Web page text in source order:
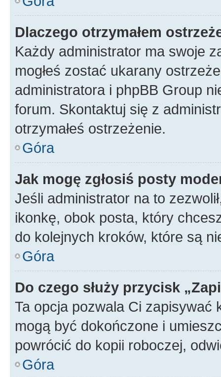
Dlaczego otrzymałem
Każdy administrator ma swoje
mogłeś zostać ukarany
administratora i phpBB Group
forum. Skontaktuj się z
otrzymałeś ostrzeżenie.
Góra
Jak mogę zgłosiś posty
Jeśli administrator na to
ikonkę, obok posta, który
do kolejnych kroków, które są
Góra
Do czego służy przycisk
Ta opcja pozwala Ci zapisywać
mogą być dokończone i
powrócić do kopii roboczej,
Góra